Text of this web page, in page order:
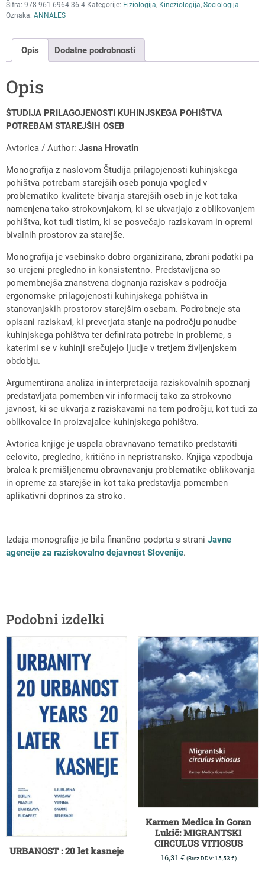
Šifra: 978-961-6964-36-4 Kategorije: Fiziologija, Kineziologija, Sociologija
Oznaka: ANNALES
Opis Dodatne podrobnosti
Opis
ŠTUDIJA PRILAGOJENOSTI KUHINJSKEGA POHIŠTVA
POTREBAM STAREJŠIH OSEB
Avtorica / Author: Jasna Hrovatin
Monografija z naslovom Študija prilagojenosti kuhinjskega
pohištva potrebam starejših oseb ponuja vpogled v
problematiko kvalitete bivanja starejših oseb in je kot taka
namenjena tako strokovnjakom, ki se ukvarjajo z oblikovanjem
pohištva, kot tudi tistim, ki se posvečajo raziskavam in opremi
bivalnih prostorov za starejše.
Monografija je vsebinsko dobro organizirana, zbrani podatki pa
so urejeni pregledno in konsistentno. Predstavljena so
pomembnejša znanstvena dognanja raziskav s področja
ergonomske prilagojenosti kuhinjskega pohištva in
stanovanjskih prostorov starejšim osebam. Podrobneje sta
opisani raziskavi, ki preverjata stanje na področju ponudbe
kuhinjskega pohištva ter definirata potrebe in probleme, s
katerimi se v kuhinji srečujejo ljudje v tretjem življenjskem
obdobju.
Argumentirana analiza in interpretacija raziskovalnih spoznanj
predstavljata pomemben vir informacij tako za strokovno
javnost, ki se ukvarja z raziskavami na tem področju, kot tudi za
oblikovalce in proizvajalce kuhinjskega pohištva.
Avtorica knjige je uspela obravnavano tematiko predstaviti
celovito, pregledno, kritično in nepristransko. Knjiga vzpodbuja
bralca k premišljenemu obravnavanju problematike oblikovanja
in opreme za starejše in kot taka predstavlja pomemben
aplikativni doprinos za stroko.
Izdaja monografije je bila finančno podprta s strani Javne
agencije za raziskovalno dejavnost Slovenije.
Podobni izdelki
URBANOST : 20 let kasneje
Karmen Medica in Goran
Lukič: MIGRANTSKI
CIRCULUS VITIOSUS
16,31 € (Brez DDV:15,53 €)